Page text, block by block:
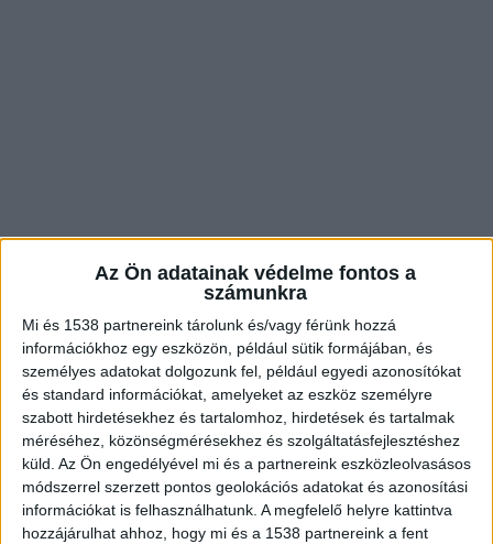
Az Ön adatainak védelme fontos a
számunkra
Mi és 1538 partnereink tárolunk és/vagy férünk hozzá
információkhoz egy eszközön, például sütik formájában, és
személyes adatokat dolgozunk fel, például egyedi azonosítókat
és standard információkat, amelyeket az eszköz személyre
szabott hirdetésekhez és tartalomhoz, hirdetések és tartalmak
méréséhez, közönségmérésekhez és szolgáltatásfejlesztéshez
küld. Az Ön engedélyével mi és a partnereink eszközleolvasásos
módszerrel szerzett pontos geolokációs adatokat és azonosítási
információkat is felhasználhatunk. A megfelelő helyre kattintva
hozzájárulhat ahhoz, hogy mi és a 1538 partnereink a fent
Kifosztották az automatát
Élete egyik legnagyobb baklövését követte el az
egyik budapesti kórház több alkalmazottja.
Kifosztották a folyosón levő italautomatát,
amivel az azt üzemeltető cégnek 150 ezer
forintos kárt okoztak. Az egyik elkövető